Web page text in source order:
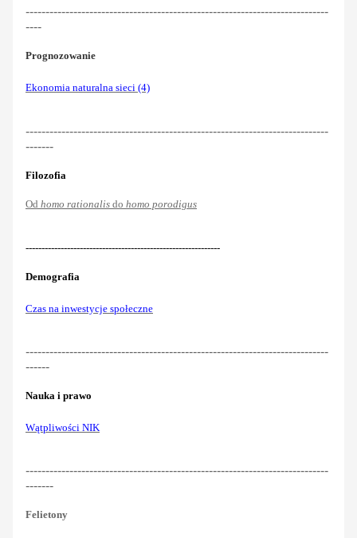
----------------------------------------------------------------------------
----
Prognozowanie
Ekonomia naturalna sieci (4)
----------------------------------------------------------------------------
-------
Filozofia
Od homo rationalis do homo porodigus
-------------------------------------------------------------
Demografia
Czas na inwestycje społeczne
----------------------------------------------------------------------------
------
Nauka i prawo
Wątpliwości NIK
----------------------------------------------------------------------------
-------
Felietony